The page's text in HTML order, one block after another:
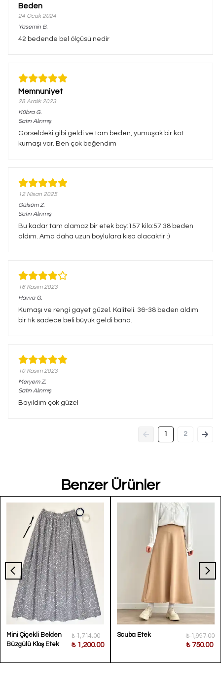
Beden
24 Ocak 2024
Yasemin B.
42 bedende bel ölçüsü nedir
Memnuniyet
28 Aralık 2023
Kübra G.
Satın Alınmış
Görseldeki gibi geldi ve tam beden, yumuşak bir kot
kumaşı var. Ben çok beğendim
12 Nisan 2025
Gülsüm Z.
Satın Alınmış
Bu kadar tam olamaz bir etek boy:157 kilo:57 38 beden
aldım. Ama daha uzun boylulara kısa olacaktir :)
16 Kasım 2023
Havva G.
Kumaşı ve rengi gayet güzel. Kaliteli. 36-38 beden aldım
bir tık sadece beli büyük geldi bana.
10 Kasım 2023
Meryem Z.
Satın Alınmış
Bayıldim çok güzel
1 2
Benzer Ürünler
Mini Çiçekli Belden
Büzgülü Kloş Etek
₺ 1,714.00
₺ 1,200.00
Scuba Etek ₺ 1,997.00
₺ 750.00